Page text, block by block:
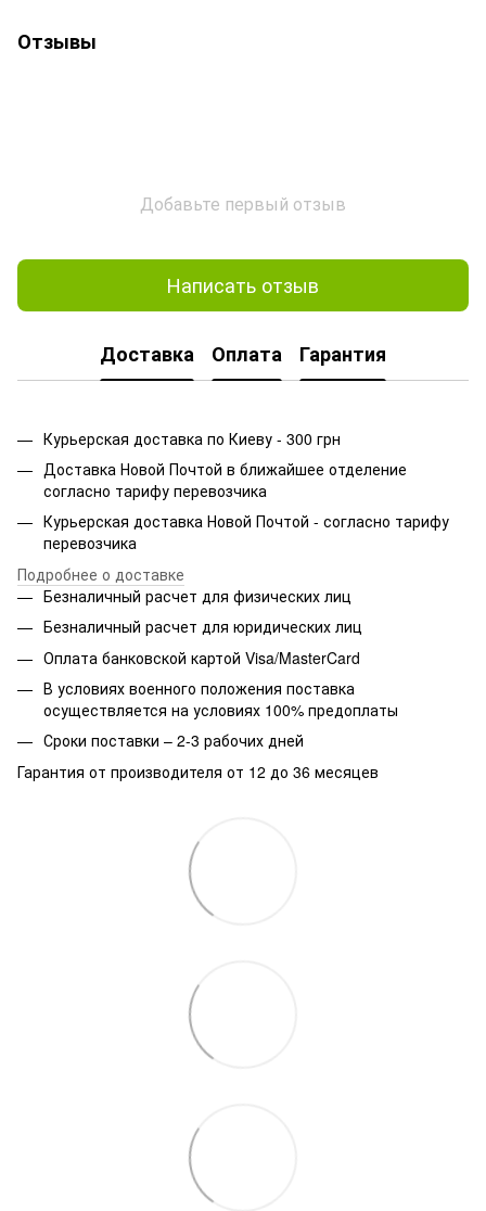
Отзывы
Добавьте первый отзыв
Написать отзыв
Доставка Оплата Гарантия
Курьерская доставка по Киеву - 300 грн
Доставка Новой Почтой в ближайшее отделение
согласно тарифу перевозчика
Курьерская доставка Новой Почтой - согласно тарифу
перевозчика
Подробнее о доставке
Безналичный расчет для физических лиц
Безналичный расчет для юридических лиц
Оплата банковской картой Visa/MasterCard
В условиях военного положения поставка
осуществляется на условиях 100% предоплаты
Сроки поставки – 2-3 рабочих дней
Гарантия от производителя от 12 до 36 месяцев